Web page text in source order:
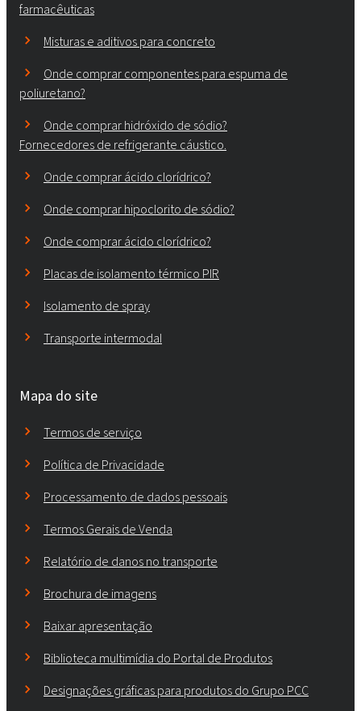
farmacêuticas
Misturas e aditivos para concreto
Onde comprar componentes para espuma de
poliuretano?
Onde comprar hidróxido de sódio?
Fornecedores de refrigerante cáustico.
Onde comprar ácido clorídrico?
Onde comprar hipoclorito de sódio?
Onde comprar ácido clorídrico?
Placas de isolamento térmico PIR
Isolamento de spray
Transporte intermodal
Mapa do site
Termos de serviço
Política de Privacidade
Processamento de dados pessoais
Termos Gerais de Venda
Relatório de danos no transporte
Brochura de imagens
Baixar apresentação
Biblioteca multimídia do Portal de Produtos
Designações gráficas para produtos do Grupo PCC